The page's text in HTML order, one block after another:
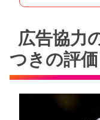
広告協力
つきの評